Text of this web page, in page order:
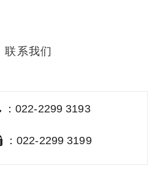
联系我们
：022-2299 3193
：022-2299 3199